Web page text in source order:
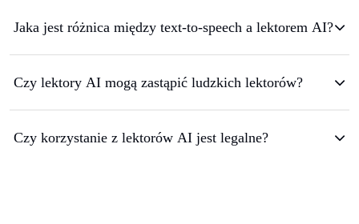
Jaka jest różnica między text-to-speech a lektorem AI?
Czy lektory AI mogą zastąpić ludzkich lektorów?
Czy korzystanie z lektorów AI jest legalne?